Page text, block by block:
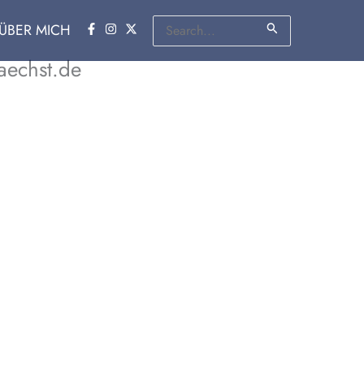
ÜBER MICH
Suchen
nach: